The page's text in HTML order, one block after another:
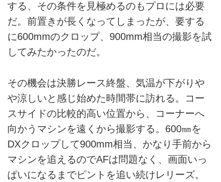
する、その条件を見極めるのもプロには必要
だ。前置きが長くなってしまったが、要する
に600mmのクロップ、900mm相当の撮影を試
してみたかったのだ。
その機会は決勝レース終盤、気温が下がりや
や涼しいと感じ始めた時間帯に訪れる。コー
スサイドの比較的高い位置から、コーナーへ
向かうマシンを遠くから撮影する。600㎜を
DXクロップして900mm相当、かなり手前から
マシンを追えるのでAFは問題なく、画面いっ
ぱいになるまでピントを追い続けレリーズ。